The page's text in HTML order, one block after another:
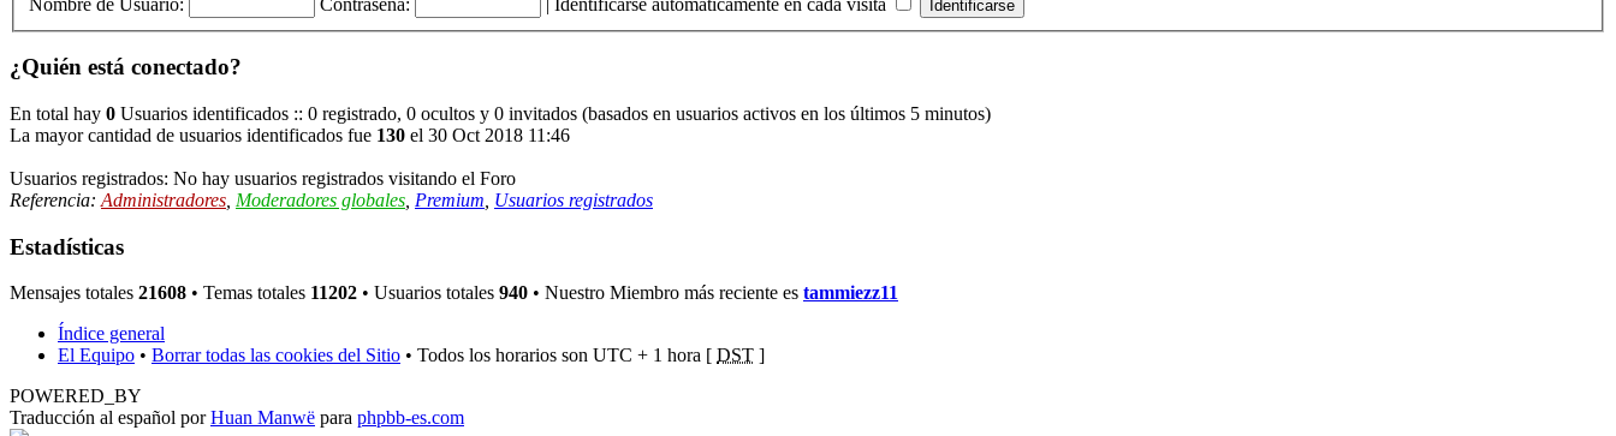
¿Quién está conectado?
En total hay 0 Usuarios identificados :: 0 registrado, 0 ocultos y 0 invitados (basados en usuarios activos en los últimos 5 minutos)
La mayor cantidad de usuarios identificados fue 130 el 30 Oct 2018 11:46
Usuarios registrados: No hay usuarios registrados visitando el Foro
Referencia: Administradores Moderadores globales Premium Usuarios registrados
Estadísticas
Mensajes totales 21608 • Temas totales 11202 • Usuarios totales 940 • Nuestro Miembro más reciente es tammiezz11
Índice general
El Equipo • Borrar todas las cookies del Sitio • Todos los horarios son UTC + 1 hora [ DST ]
POWERED_BY
Traducción al español porHuan Manwë para phpbb-es.com